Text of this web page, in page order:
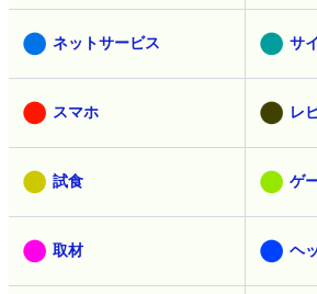
ネットサービス サ
スマホ レ
試食 ゲ
取材 ヘ